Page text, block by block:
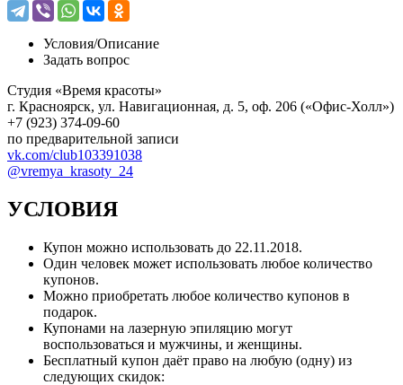
Условия/Описание
Задать вопрос
Студия «Время красоты»
г. Красноярск, ул. Навигационная, д. 5, оф. 206 («Офис-Холл»)
+7 (923) 374-09-60
по предварительной записи
vk.com/club103391038
@vremya_krasoty_24
УСЛОВИЯ
Купон можно использовать до 22.11.2018.
Один человек может использовать любое количество
купонов.
Можно приобретать любое количество купонов в
подарок.
Купонами на лазерную эпиляцию могут
воспользоваться и мужчины, и женщины.
Бесплатный купон даёт право на любую (одну) из
следующих скидок: